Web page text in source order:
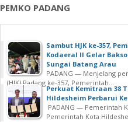
PEMKO PADANG
Sambut HJK ke-357,
Kodaeral II Gelar
Sungai Batang Arau
PADANG — Menjelang
(HJK) Padang ke-357, Pemerintah...
Perkuat Kemitraan 38
Hildesheim Perbarui
PADANG — Pemerintah
Pemerintah Kota